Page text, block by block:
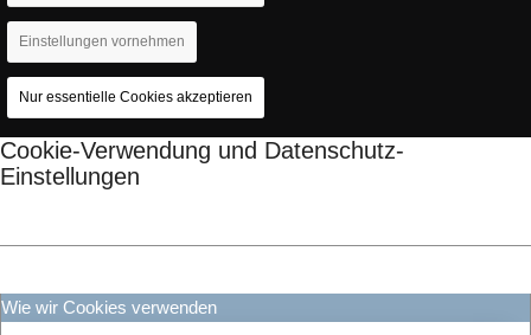
Einstellungen vornehmen
Nur essentielle Cookies akzeptieren
Cookie-Verwendung und Datenschutz-
Einstellungen
Wie wir Cookies verwenden